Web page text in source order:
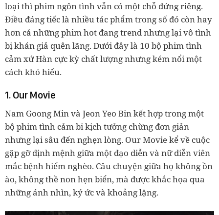
loại thì phim ngôn tình vẫn có một chỗ đứng riêng.
Điều đáng tiếc là nhiều tác phẩm trong số đó còn hay
hơn cả những phim hot đang trend nhưng lại vô tình
bị khán giả quên lãng. Dưới đây là 10 bộ phim tình
cảm xứ Hàn cực kỳ chất lượng nhưng kém nổi một
cách khó hiểu.
1. Our Movie
Nam Goong Min và Jeon Yeo Bin kết hợp trong một
bộ phim tình cảm bi kịch tưởng chừng đơn giản
nhưng lại sâu đến nghẹn lòng. Our Movie kể về cuộc
gặp gỡ định mệnh giữa một đạo diễn và nữ diễn viên
mắc bệnh hiểm nghèo. Câu chuyện giữa họ không ồn
ào, không thề non hẹn biển, mà được khắc họa qua
những ánh nhìn, ký ức và khoảng lặng.